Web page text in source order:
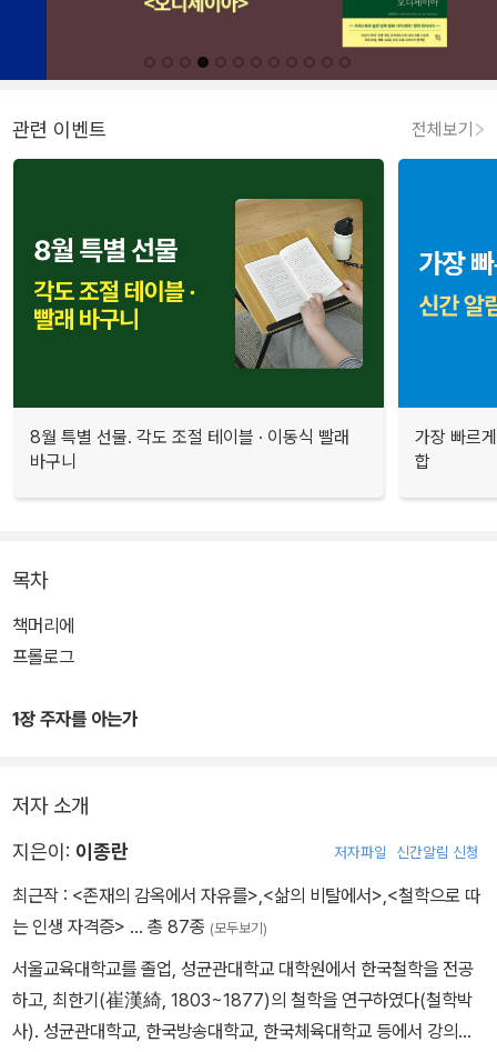
관련 이벤트 전체보기
8월 특별 선물. 각도 조절 테이블 · 이동식 빨래
바구니
가장 빠르
합
목차
책머리에
프롤로그
1장 주자를 아는가
저자 소개
지은이: 이종란 저자파일 신간알림 신청
최근작 : <존재의 감옥에서 자유를> <삶의 비탈에서> <철학으로 따
는 인생 자격증> … 총 87종 (모두보기)
서울교육대학교를 졸업, 성균관대학교 대학원에서 한국철학을 전공
하고, 최한기(崔漢綺, 1803~1877)의 철학을 연구하였다(철학박
사). 성균관대학교, 한국방송대학교, 한국체육대학교 등에서 강의하